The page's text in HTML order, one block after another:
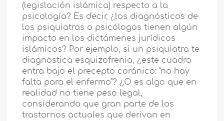
(legislación islámica) respecto a la
psicología? Es decir, ¿los diagnósticos de
los psiquiatras o psicólogos tienen algún
impacto en los dictámenes jurídicos
islámicos? Por ejemplo, si un psiquiatra te
diagnostica esquizofrenia, ¿este cuadro
entra bajo el precepto coránico: "no hay
falta para el enfermo"? ¿O es algo que en
realidad no tiene peso legal,
considerando que gran parte de los
trastornos actuales que derivan en